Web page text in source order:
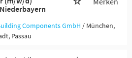
Components GmbH / München,
Passau